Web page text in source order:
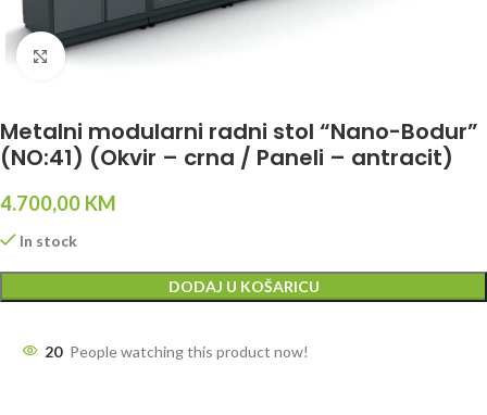
Click to enlarge
Metalni modularni radni stol “Nano-Bodur”
(NO:41) (Okvir – crna / Paneli – antracit)
4.700,00 KM
In stock
DODAJ U KOŠARICU
20 People watching this product now!